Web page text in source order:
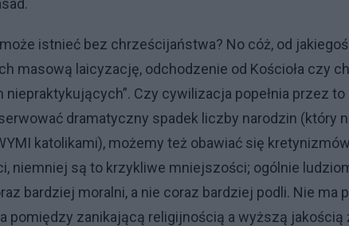
istnieć bez chrześcijaństwa? No cóż, od
masową laicyzację, odchodzenie od Kościoła czy
Czy cywilizacja popełnia przez
dramatyczny spadek liczby narodzin (który
katolikami), możemy też obawiać się
niemniej są to krzykliwe mniejszości; ogólnie
bardziej moralni, a nie coraz bardziej podli. Nie ma
pomiędzy zanikającą religijnością a wyższą jakością